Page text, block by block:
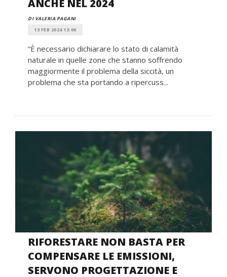
ANCHE NEL 2024
DI VALERIA PAGANI
13 FEB 2024 13:00
“È necessario dichiarare lo stato di calamità
naturale in quelle zone che stanno soffrendo
maggiormente il problema della siccità, un
problema che sta portando a ripercuss...
RIFORESTARE NON BASTA PER
COMPENSARE LE EMISSIONI,
SERVONO PROGETTAZIONE E